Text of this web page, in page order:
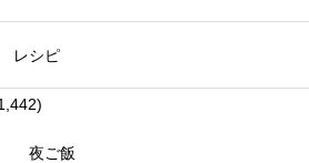
レシピ
夜ご飯